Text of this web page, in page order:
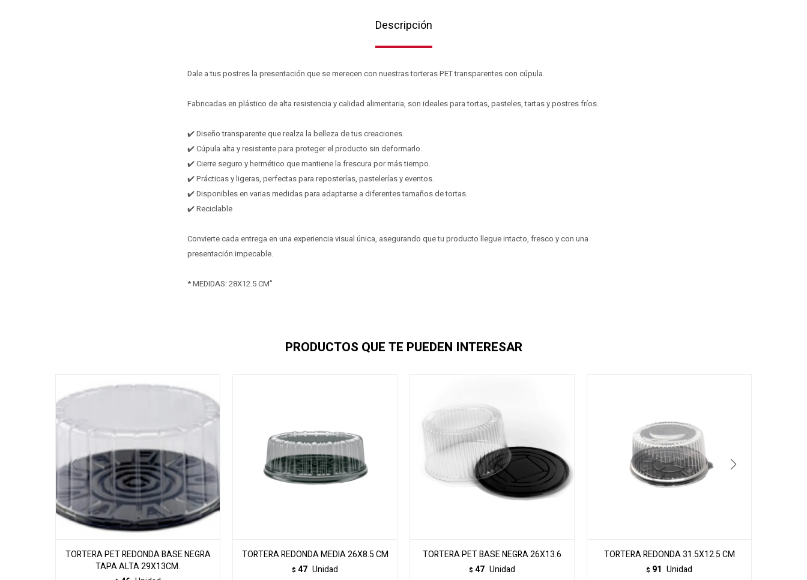
Descripción
Dale a tus postres la presentación que se merecen con nuestras torteras PET transparentes con cúpula.
Fabricadas en plástico de alta resistencia y calidad alimentaria, son ideales para tortas, pasteles, tartas y postres fríos.
✔️ Diseño transparente que realza la belleza de tus creaciones.
✔️ Cúpula alta y resistente para proteger el producto sin deformarlo.
✔️ Cierre seguro y hermético que mantiene la frescura por más tiempo.
✔️ Prácticas y ligeras, perfectas para reposterías, pastelerías y eventos.
✔️ Disponibles en varias medidas para adaptarse a diferentes tamaños de tortas.
✔️ Reciclable
Convierte cada entrega en una experiencia visual única, asegurando que tu producto llegue intacto, fresco y con una
presentación impecable.
* MEDIDAS: 28X12.5 CM"
PRODUCTOS QUE TE PUEDEN INTERESAR
TORTERA PET REDONDA BASE NEGRA
TAPA ALTA 29X13CM.
TORTERA REDONDA MEDIA 26X8.5 CM
$ 47 Unidad
TORTERA PET BASE NEGRA 26X13.6
$ 47 Unidad
TORTERA REDONDA 31.5X12.5 CM
$ 91 Unidad